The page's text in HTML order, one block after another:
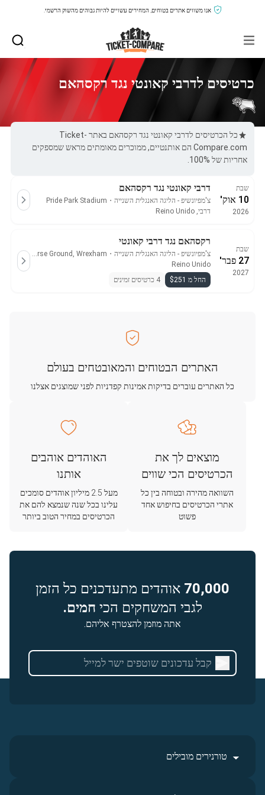
אנו משווים אתרים בטוחים, המחירים עשויים להיות גבוהים מהשוק הרשמי.
כרטיסים לדרבי קאונטי נגד רקסהאם
כל הכרטיסים לדרבי קאונטי נגד רקסהאם באתר Ticket-
Compare.com הם אותנטיים, ממוכרים מאומתים מראש שמספקים
אחריות של 100%.
שבת
10 אוק'
2026
דרבי קאונטי נגד רקסהאם
צ'מפיונשיפ - הליגה האנגלית השנייה ・
Pride Park Stadium
דרבי, Reino Unido
שבת
27 פבר'
2027
רקסהאם נגד דרבי קאונטי
צ'מפיונשיפ - הליגה האנגלית השנייה ・
Racecourse Ground, Wrexham
Reino Unido
החל מ $251
4 כרטיסים זמינים
האתרים הבטוחים והמאובטחים בעולם
כל האתרים עוברים בדיקות אמינות קפדניות לפני שמוצגים אצלנו
מוצאים לך את
הכרטיסים הכי שווים
השוואה מהירה ובטוחה בין כל
אתרי הכרטיסים בחיפוש אחד
פשוט
האוהדים אוהבים
אותנו
מעל 2.5 מיליון אוהדים סומכים
עלינו בכל שנה שנמצא להם את
הכרטיסים במחיר הטוב ביותר
70,000 אוהדים מתעדכנים כל הזמן
לגבי המשחקים הכי חמים.
אתה מוזמן להצטרף אליהם.
טורנירים מובילים